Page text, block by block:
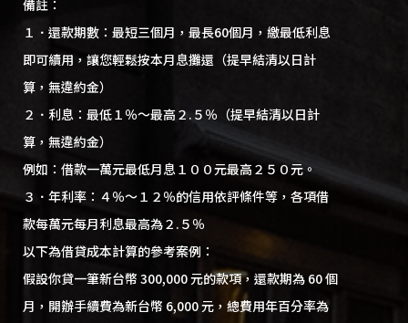
備註：
１．還款期數：最短三個月，最長60個月，繳最低利息
即可續用，讓您輕鬆按本月息攤還（提早結清以日計
算，無違約金）
２．利息：最低１％～最高２.５％（提早結清以日計
算，無違約金）
例如：借款一萬元最低月息１００元最高２５０元。
３．年利率：４％～１２％的信用依評條件等，各項借
款每萬元每月利息最高為２.５％
以下為借貸成本計算的參考案例：
假設你貸一筆新台幣 300,000 元的款項，還款期為 60 個
月，開辦手續費為新台幣 6,000 元，總費用年百分率為